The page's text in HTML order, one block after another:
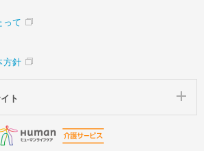
って
方針
ト